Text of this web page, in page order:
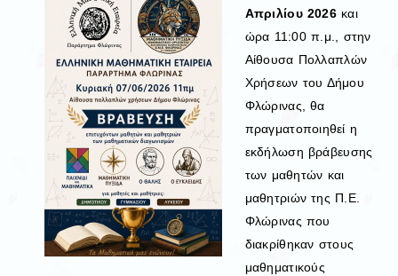
Απριλίου 2026 και
ώρα 11:00 π.μ., στην
Αίθουσα Πολλαπλών
Χρήσεων του Δήμου
Φλώρινας , θα
πραγματοποιηθεί η
εκδήλωση βράβευσης
των μαθητών και
μαθητριών της Π.Ε.
Φλώρινας που
διακρίθηκαν στους
μαθηματικούς